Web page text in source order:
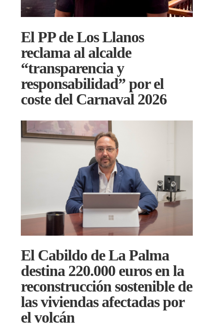
El PP de Los Llanos
reclama al alcalde
“transparencia y
responsabilidad” por el
coste del Carnaval 2026
El Cabildo de La Palma
destina 220.000 euros en la
reconstrucción sostenible de
las viviendas afectadas por
el volcán